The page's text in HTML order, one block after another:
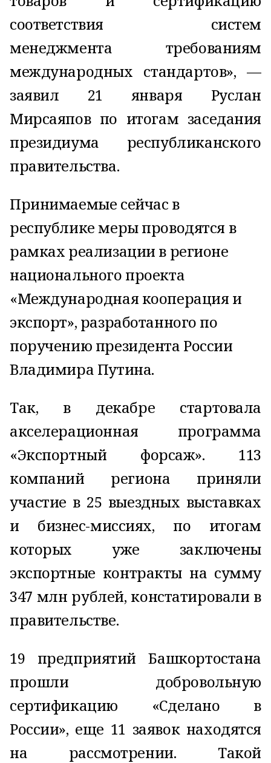
соответствия систем
менеджмента требованиям
международных стандартов», —
заявил 21 января Руслан
Мирсаяпов по итогам заседания
президиума республиканского
правительства.
Принимаемые сейчас в
республике меры проводятся в
рамках реализации в регионе
национального проекта
«Международная кооперация и
экспорт», разработанного по
поручению президента России
Владимира Путина.
Так, в декабре стартовала
акселерационная программа
«Экспортный форсаж». 113
компаний региона приняли
участие в 25 выездных выставках
и бизнес-миссиях, по итогам
которых уже заключены
экспортные контракты на сумму
347 млн рублей, констатировали в
правительстве.
19 предприятий Башкортостана
прошли добровольную
сертификацию «Сделано в
России», еще 11 заявок находятся
на рассмотрении. Такой